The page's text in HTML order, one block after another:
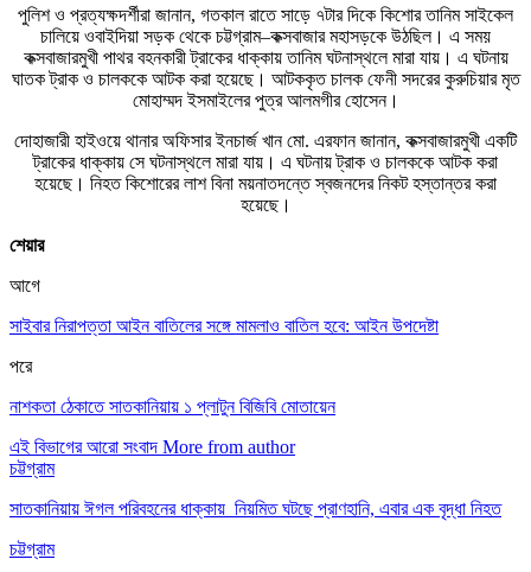
পুলিশ ও প্রত্যক্ষদর্শীরা জানান, গতকাল রাতে সাড়ে ৭টার দিকে কিশোর তানিম সাইকেল
চালিয়ে ওবাইদিয়া সড়ক থেকে চট্টগ্রাম–কক্সবাজার মহাসড়কে উঠছিল। এ সময়
কক্সবাজারমুখী পাথর বহনকারী ট্রাকের ধাক্কায় তানিম ঘটনাস্থলে মারা যায়। এ ঘটনায়
ঘাতক ট্রাক ও চালককে আটক করা হয়েছে। আটককৃত চালক ফেনী সদরের কুরুচিয়ার মৃত
মোহাম্মদ ইসমাইলের পুত্র আলমগীর হোসেন।
দোহাজারী হাইওয়ে থানার অফিসার ইনচার্জ খান মো. এরফান জানান, কক্সবাজারমুখী একটি
ট্রাকের ধাক্কায় সে ঘটনাস্থলে মারা যায়। এ ঘটনায় ট্রাক ও চালককে আটক করা
হয়েছে। নিহত কিশোরের লাশ বিনা ময়নাতদন্তে স্বজনদের নিকট হস্তান্তর করা
হয়েছে।
শেয়ার
আগে
সাইবার নিরাপত্তা আইন বাতিলের সঙ্গে মামলাও বাতিল হবে: আইন উপদেষ্টা
পরে
নাশকতা ঠেকাতে সাতকানিয়ায় ১ প্লাটুন বিজিবি মোতায়েন
এই বিভাগের আরো সংবাদ More from author
চট্টগ্রাম
সাতকানিয়ায় ঈগল পরিবহনের ধাক্কায় নিয়মিত ঘটছে প্রাণহানি, এবার এক বৃদ্ধা নিহত
চট্টগ্রাম